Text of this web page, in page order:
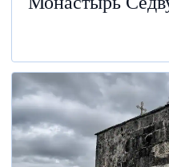
Монастырь